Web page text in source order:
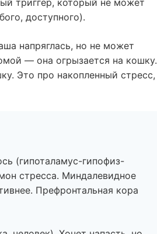
триггер, который не может
доступного).
напряглась, но не может
— она огрызается на кошку.
Это про накопленный стресс,
(гипоталамус-гипофиз-
стресса. Миндалевидное
Префронтальная кора